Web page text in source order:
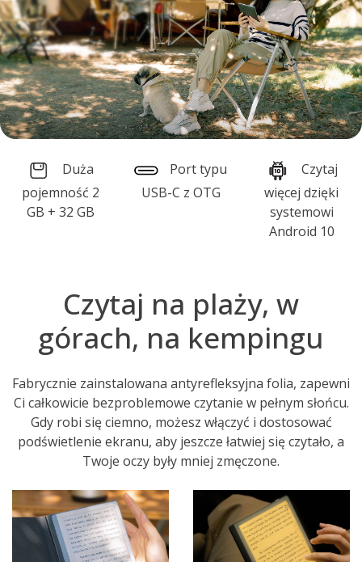
Duża
pojemność 2
GB + 32 GB
Port typu
USB-C z OTG
Czytaj
więcej dzięki
systemowi
Android 10
Czytaj na plaży, w
górach, na kempingu
Fabrycznie zainstalowana antyrefleksyjna folia, zapewni
Ci całkowicie bezproblemowe czytanie w pełnym słońcu.
Gdy robi się ciemno, możesz włączyć i dostosować
podświetlenie ekranu, aby jeszcze łatwiej się czytało, a
Twoje oczy były mniej zmęczone.